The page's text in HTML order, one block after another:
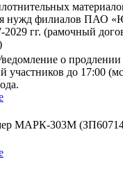
нужд филиалов ПАО
2029 гг. (рамочный
о продлении
участников до 17:00
МАРК-303М